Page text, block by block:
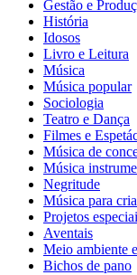
Gestão e
História
Idosos
Livro e Leitura
Música
Música popular
Sociologia
Teatro e Dança
Filmes e
Música de
Música
Negritude
Música para
Projetos
Aventais
Meio ambiente
Bichos de pano